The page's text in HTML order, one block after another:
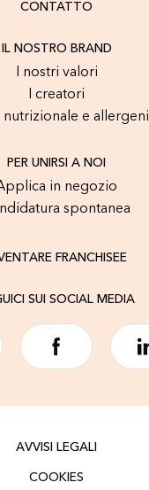
CONTATTO
IL NOSTRO BRAND
I nostri valori
I creatori
nutrizionale e allergeni
PER UNIRSI A NOI
in negozio
spontanea
FRANCHISEE
SUI SOCIAL MEDIA
AVVISI LEGALI
COOKIES